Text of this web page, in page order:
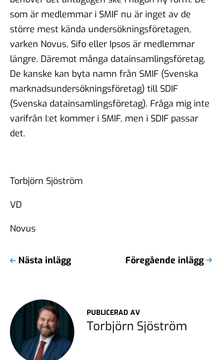
som är medlemmar i SMIF nu är inget av de
större mest kända undersökningsföretagen,
varken Novus, Sifo eller Ipsos är medlemmar
längre. Däremot många datainsamlingsföretag.
De kanske kan byta namn från SMIF (Svenska
marknadsundersökningsföretag) till SDIF
(Svenska datainsamlingsföretag). Fråga mig inte
varifrån I:et kommer i SMIF, men i SDIF passar
det.
Torbjörn Sjöström
VD
Novus
Nästa inlägg Föregående inlägg
PUBLICERAD AV
Torbjörn Sjöström